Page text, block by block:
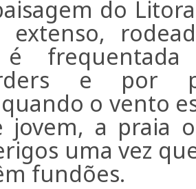
do
extenso,
é
e por
o vento
jovem, a praia
uma vez
fundões.